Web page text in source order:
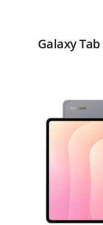
Galaxy Tab